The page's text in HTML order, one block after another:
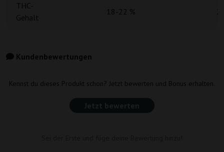
THC-
Gehalt
18-22 %
Kundenbewertungen
Kennst du dieses Produkt schon? Jetzt bewerten und Bonus erhalten.
Jetzt bewerten